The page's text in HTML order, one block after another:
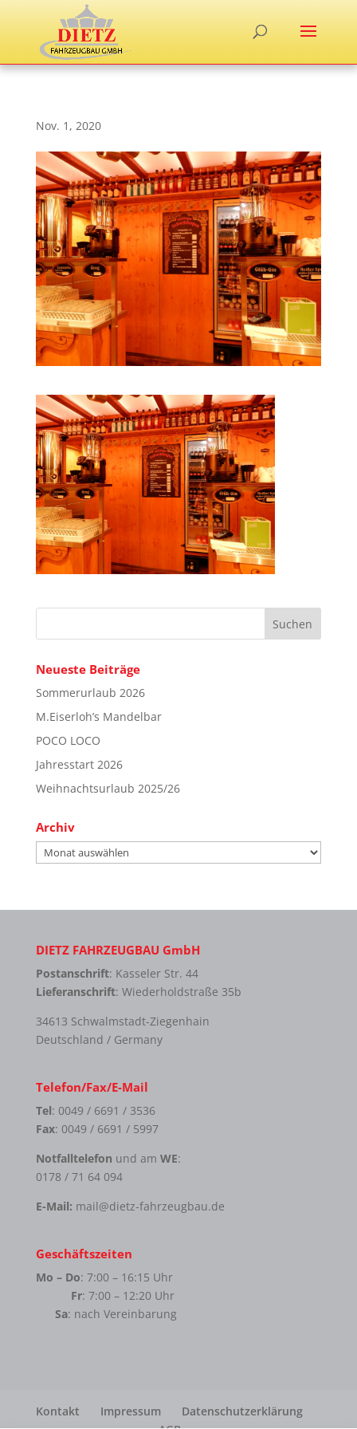
Nov. 1, 2020
Neueste Beiträge
Sommerurlaub 2026
M.Eiserloh’s Mandelbar
POCO LOCO
Jahresstart 2026
Weihnachtsurlaub 2025/26
Archiv
Archiv
DIETZ FAHRZEUGBAU GmbH
Postanschrift: Kasseler Str. 44
Lieferanschrift: Wiederholdstraße 35b
34613 Schwalmstadt-Ziegenhain
Deutschland / Germany
Telefon/Fax/E-Mail
Tel: 0049 / 6691 / 3536
Fax: 0049 / 6691 / 5997
Notfalltelefon und am WE:
0178 / 71 64 094
E-Mail: mail@dietz-fahrzeugbau.de
Geschäftszeiten
Mo – Do: 7:00 – 16:15 Uhr
Fr: 7:00 – 12:20 Uhr
Sa: nach Vereinbarung
Kontakt Impressum
Datenschutzerklärung